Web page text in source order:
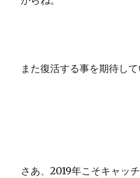
また復活する事を期待して
さあ、2019年こそキャッ